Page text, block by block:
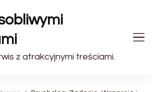
z atrakcyjnymi treściami.